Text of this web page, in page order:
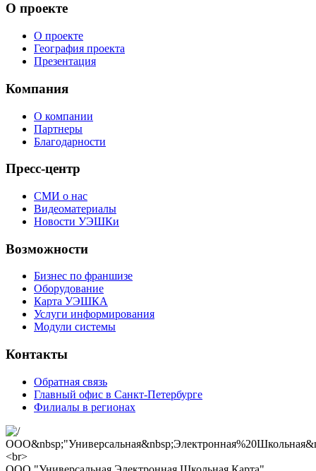
О проекте
О проекте
География проекта
Презентация
Компания
О компании
Партнеры
Благодарности
Пресс-центр
СМИ о нас
Видеоматериалы
Новости УЭШКи
Возможности
Бизнес по франшизе
Оборудование
Карта УЭШКА
Услуги информирования
Модули системы
Контакты
Обратная связь
Главный офис в Санкт-Петербурге
Филиалы в регионах